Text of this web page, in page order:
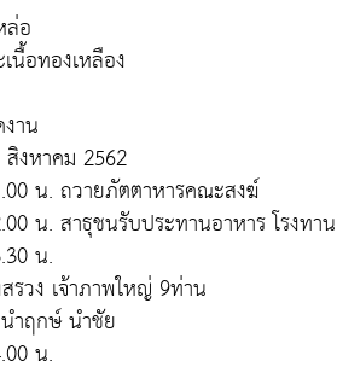
อ
นื้อทองเหลือง
าน
งหาคม 2562
น. ถวายภัตตาหารคณะสงฆ์
น. สาธุชนรับประทานอาหาร โรงทาน
น.
รวง เจ้าภาพใหญ่ 9ท่าน
ำฤกษ์ นำชัย
น.